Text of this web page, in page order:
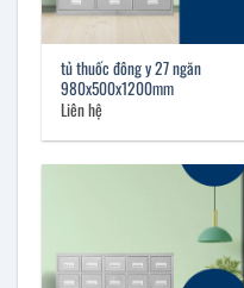
tủ thuốc đông y 27 ngăn
980x500x1200mm
Liên hệ